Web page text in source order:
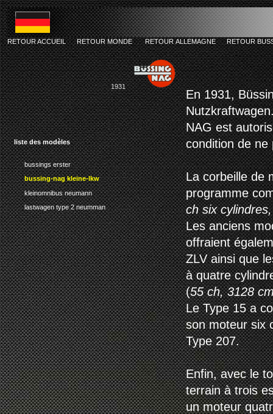
liste des modèles
bussings erster
bussing-nag kleine-lkw
kleinomnibus neumann
lastwagen type 2 neumman
bussing-
RETOUR ACCUEIL RETOUR MONDE RETOUR ALLEMAGNE RETOUR
1931
En 1931,
NAG est
condition de ne
La corbeille de
programme
ch six
Les anciens
offraient
ZLV ainsi que
à quatre
(55 ch, 3128
Le Type 15 a
son moteur six
Type 207.
Enfin, avec le
terrain à trois
un moteur